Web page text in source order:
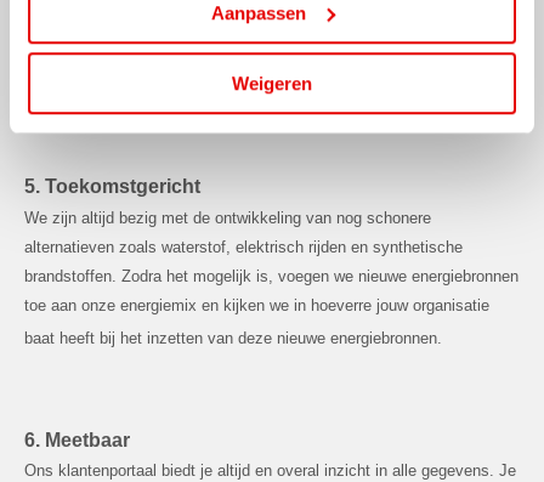
Aanpassen
Weigeren
laden en tanken en krijg je één verzamelfactuur voor alle afgenomen
diensten. In het aan de pas gekoppelde portaal heb je inzicht in alle
5. Toekomstgericht
We zijn altijd bezig met de ontwikkeling van nog schonere
alternatieven zoals waterstof, elektrisch rijden en synthetische
brandstoffen. Zodra het mogelijk is, voegen we nieuwe energiebronnen
toe aan onze energiemix en kijken we in hoeverre jouw organisatie
baat heeft bij het inzetten van deze nieuwe energiebronnen.
6. Meetbaar
Ons klantenportaal biedt je altijd en overal inzicht in alle gegevens. Je